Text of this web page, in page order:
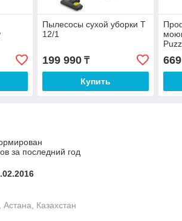
Пылесосы сухой уборки T
12/1
199 990₸
Купить
за последний год
Казахстан